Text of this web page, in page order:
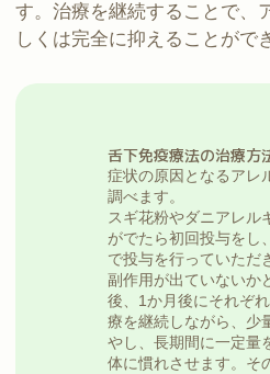
す。治療を継続することで、
しくは完全に抑えることがで
舌下免疫療法の治療方
症状の原因となるアレ
調べます。
スギ花粉やダニアレル
がでたら初回投与をし
で投与を行っていただ
副作用が出ていないか
後、1か月後にそれぞ
療を継続しながら、少
やし、長期間に一定量
体に慣れさせます。そ